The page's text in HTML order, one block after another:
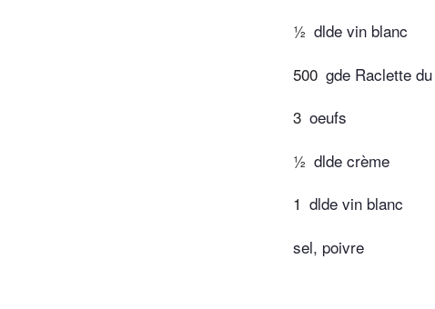
½ dlde vin blanc
500 gde Raclette
3 oeufs
½ dlde crème
1 dlde vin blanc
sel, poivre